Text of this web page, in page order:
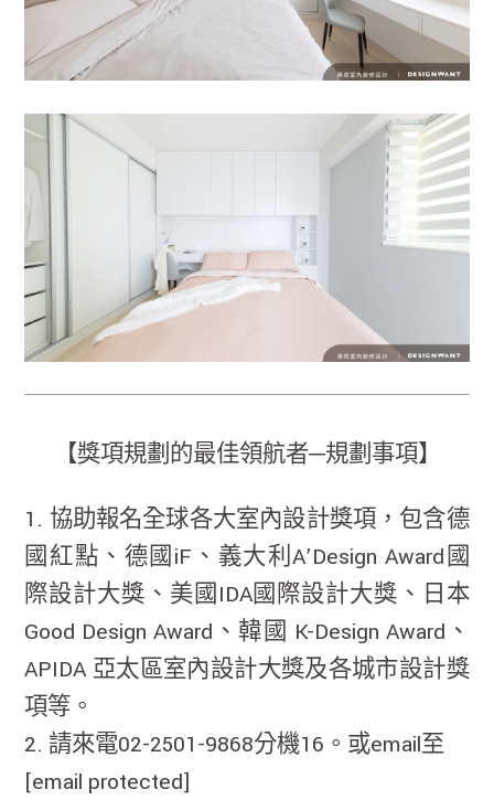
【獎項規劃的最佳領航者─規劃事項】
1. 協助報名全球各大室內設計獎項，包含德
國紅點、德國iF、義大利A’Design Award國
際設計大獎、美國IDA國際設計大獎、日本
Good Design Award、韓國 K-Design Award、
APIDA 亞太區室內設計大獎及各城市設計獎
項等。
2. 請來電02-2501-9868分機16。或email至
[email protected]